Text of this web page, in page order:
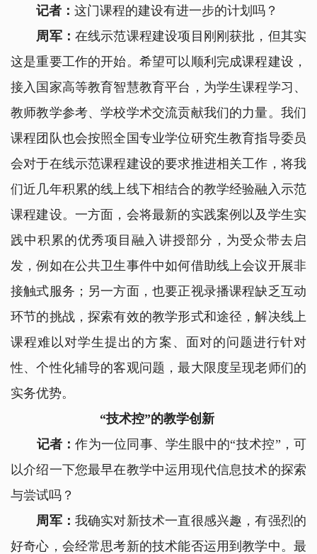
记者： 这门课程的建设有进一步的计划吗？
周军： 在线示范课程建设项目刚刚获批，但其实
这是重要工作的开始。希望可以顺利完成课程建设，
接入国家高等教育智慧教育平台，为学生课程学习、
教师教学参考、学校学术交流贡献我们的力量。我们
课程团队也会按照全国专业学位研究生教育指导委员
会对于在线示范课程建设的要求推进相关工作，将我
们近几年积累的线上线下相结合的教学经验融入示范
课程建设。一方面，会将最新的实践案例以及学生实
践中积累的优秀项目融入讲授部分，为受众带去启
发，例如在公共卫生事件中如何借助线上会议开展非
接触式服务；另一方面，也要正视录播课程缺乏互动
环节的挑战，探索有效的教学形式和途径，解决线上
课程难以对学生提出的方案、面对的问题进行针对
性、个性化辅导的客观问题，最大限度呈现老师们的
实务优势。
“技术控”的教学创新
记者：作为一位同事、学生眼中的“技术控”，可
以介绍一下您最早在教学中运用现代信息技术的探索
与尝试吗？
周军： 我确实对新技术一直很感兴趣，有强烈的
好奇心，会经常思考新的技术能否运用到教学中。最